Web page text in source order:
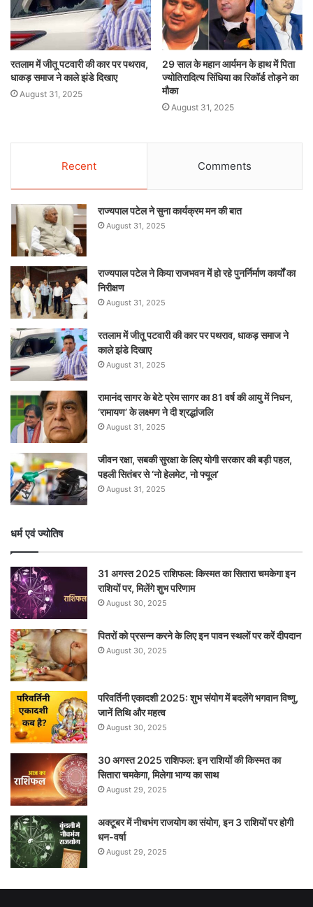
रतलाम में जीतू पटवारी की कार पर पथराव,
धाकड़ समाज ने काले झंडे दिखाए
August 31, 2025
29 साल के महान आर्यमन के हाथ में पिता
ज्योतिरादित्य सिंधिया का रिकॉर्ड तोड़ने का
मौका
August 31, 2025
Recent Comments
राज्यपाल पटेल ने सुना कार्यक्रम मन की बात
August 31, 2025
राज्यपाल पटेल ने किया राजभवन में हो रहे पुनर्निर्माण कार्यों का
निरीक्षण
August 31, 2025
रतलाम में जीतू पटवारी की कार पर पथराव, धाकड़ समाज ने
काले झंडे दिखाए
August 31, 2025
रामानंद सागर के बेटे प्रेम सागर का 81 वर्ष की आयु में निधन,
‘रामायण’ के लक्ष्मण ने दी श्रद्धांजलि
August 31, 2025
जीवन रक्षा, सबकी सुरक्षा के लिए योगी सरकार की बड़ी पहल,
पहली सितंबर से ‘नो हेलमेट, नो फ्यूल’
August 31, 2025
धर्म एवं ज्योतिष
31 अगस्त 2025 राशिफल: किस्मत का सितारा चमकेगा इन
राशियों पर, मिलेंगे शुभ परिणाम
August 30, 2025
पितरों को प्रसन्न करने के लिए इन पावन स्थलों पर करें दीपदान
August 30, 2025
परिवर्तिनी एकादशी 2025: शुभ संयोग में बदलेंगे भगवान विष्णु,
जानें तिथि और महत्व
August 30, 2025
30 अगस्त 2025 राशिफल: इन राशियों की किस्मत का
सितारा चमकेगा, मिलेगा भाग्य का साथ
August 29, 2025
अक्टूबर में नीचभंग राजयोग का संयोग, इन 3 राशियों पर होगी
धन-वर्षा
August 29, 2025